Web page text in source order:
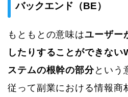
バックエンド（BE）
もともとの意味はユーザー
したりすることができな
ステムの根幹の部分という
従って副業における情報商